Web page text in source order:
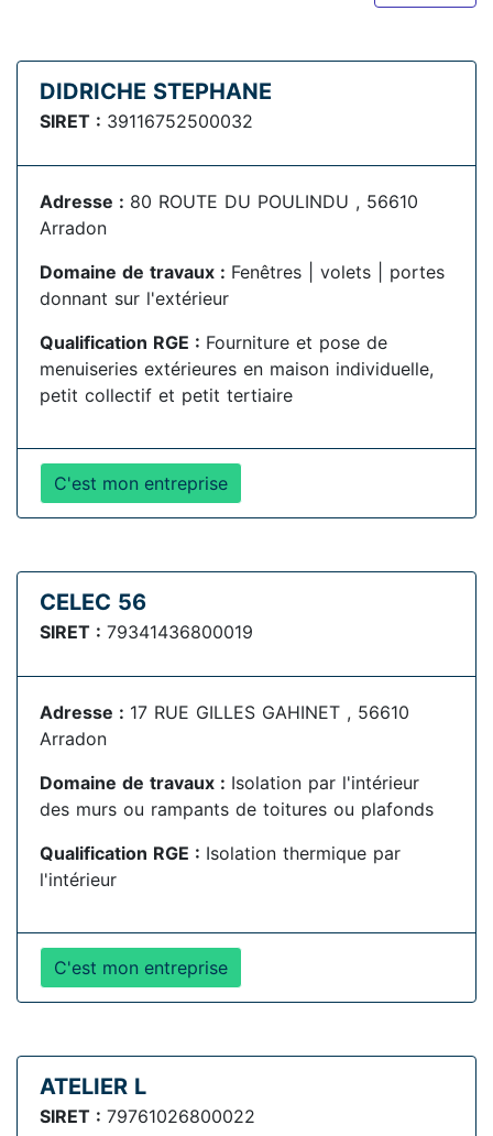
DIDRICHE STEPHANE
SIRET : 39116752500032
Adresse : 80 ROUTE DU POULINDU , 56610
Arradon
Domaine de travaux : Fenêtres | volets | portes
donnant sur l'extérieur
Qualification RGE : Fourniture et pose de
menuiseries extérieures en maison individuelle,
petit collectif et petit tertiaire
C'est mon entreprise
CELEC 56
SIRET : 79341436800019
Adresse : 17 RUE GILLES GAHINET , 56610
Arradon
Domaine de travaux : Isolation par l'intérieur
des murs ou rampants de toitures ou plafonds
Qualification RGE : Isolation thermique par
l'intérieur
C'est mon entreprise
ATELIER L
SIRET : 79761026800022